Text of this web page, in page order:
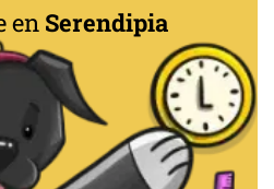
en Serendipia